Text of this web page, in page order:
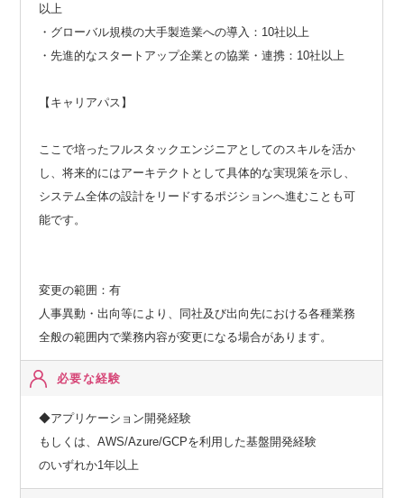
以上
・グローバル規模の大手製造業への導入：10社以上
・先進的なスタートアップ企業との協業・連携：10社以上
【キャリアパス】
ここで培ったフルスタックエンジニアとしてのスキルを活か
し、将来的にはアーキテクトとして具体的な実現策を示し、
システム全体の設計をリードするポジションへ進むことも可
能です。
変更の範囲：有
人事異動・出向等により、同社及び出向先における各種業務
全般の範囲内で業務内容が変更になる場合があります。
必要な経験
◆アプリケーション開発経験
もしくは、AWS/Azure/GCPを利用した基盤開発経験
のいずれか1年以上